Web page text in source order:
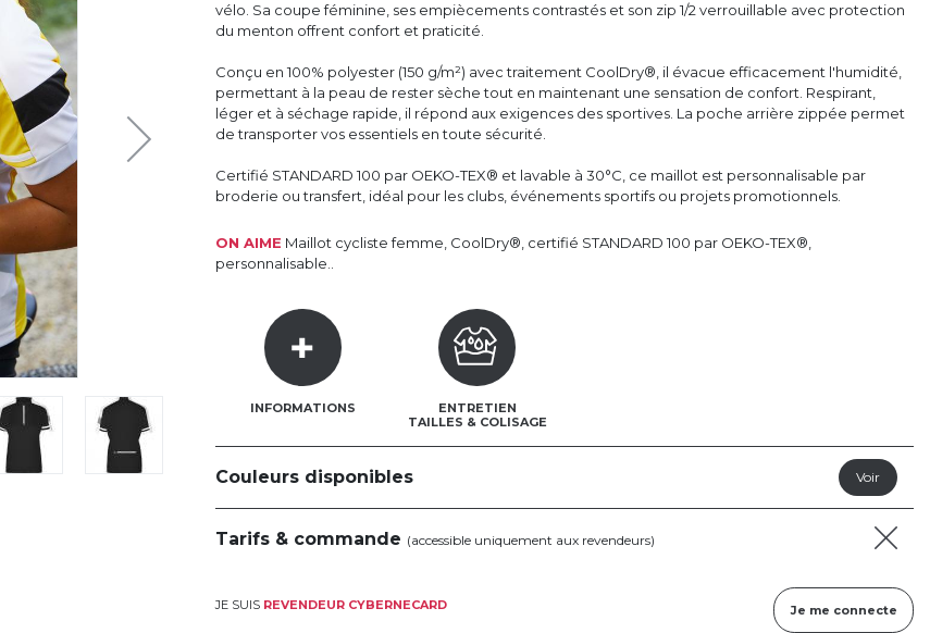
vélo. Sa coupe féminine, ses empiècements contrastés et son zip 1/2 verrouillable avec protection
du menton offrent confort et praticité.
Conçu en 100% polyester (150 g/m²) avec traitement CoolDry®, il évacue efficacement l'humidité,
permettant à la peau de rester sèche tout en maintenant une sensation de confort. Respirant,
léger et à séchage rapide, il répond aux exigences des sportives. La poche arrière zippée permet
de transporter vos essentiels en toute sécurité.
Certifié STANDARD 100 par OEKO-TEX® et lavable à 30°C, ce maillot est personnalisable par
broderie ou transfert, idéal pour les clubs, événements sportifs ou projets promotionnels.
ON AIME Maillot cycliste femme, CoolDry®, certifié STANDARD 100 par OEKO-TEX®,
personnalisable..
INFORMATIONS
ENTRETIEN
TAILLES & COLISAGE
Couleurs disponibles
Tarifs & commande (accessible uniquement aux revendeurs)
JE SUIS REVENDEUR CYBERNECARD Je me connecte